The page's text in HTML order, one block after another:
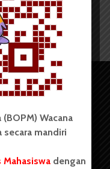
menit waktu baca
Wacana
mandiri
dengan